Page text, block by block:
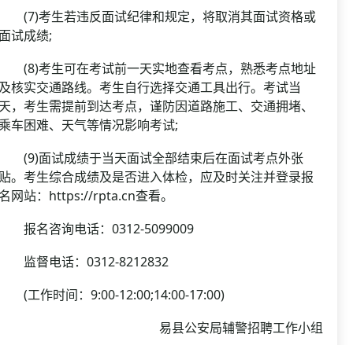
考生若违反面试纪律和规定，将取消其面试资格或
试成绩;
考生可在考试前一天实地查看考点，熟悉考点地址
核实交通路线。考生自行选择交通工具出行。考试当
，考生需提前到达考点，谨防因道路施工、交通拥堵、
车困难、天气等情况影响考试;
面试成绩于当天面试全部结束后在面试考点外张
。考生综合成绩及是否进入体检，应及时关注并登录报
网站：https://rpta.cn查看。
名咨询电话：0312-5099009
督电话：0312-8212832
工作时间：9:00-12:00;14:00-17:00)
易县公安局辅警招聘工作小组